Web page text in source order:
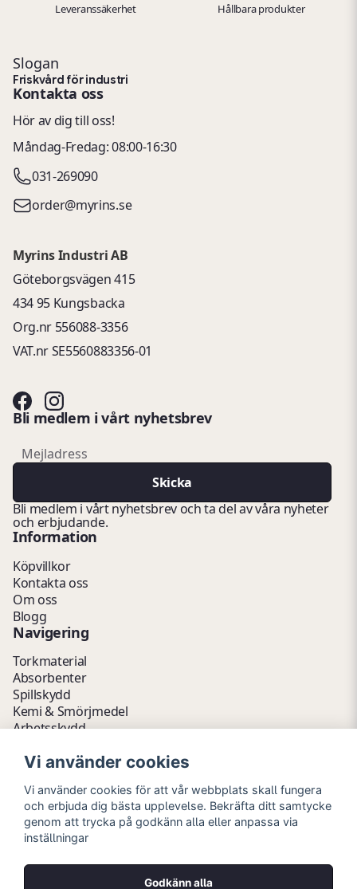
Leveranssäkerhet Hållbara produkter
Slogan
Friskvård för industri
Kontakta oss
Hör av dig till oss!
Måndag-Fredag: 08:00-16:30
031-269090
order@myrins.se
Myrins Industri AB
Göteborgsvägen 415
434 95 Kungsbacka
Org.nr 556088-3356
VAT.nr SE5560883356-01
Bli medlem i vårt nyhetsbrev
email
Mejladress
Skicka
Bli medlem i vårt nyhetsbrev och ta del av våra nyheter
och erbjudande.
Information
Köpvillkor
Kontakta oss
Om oss
Blogg
Navigering
Torkmaterial
Absorbenter
Spillskydd
Kemi & Smörjmedel
Arbetsskydd
Avfallshantering
Fathantering
Emballage & Tillbehör
Lager & Kontor
Hygien- & Städartiklar
Outlet
Vi använder cookies
Vi använder cookies för att vår webbplats skall fungera
och erbjuda dig bästa upplevelse. Bekräfta ditt samtycke
genom att trycka på godkänn alla eller anpassa via
inställningar
Godkänn alla